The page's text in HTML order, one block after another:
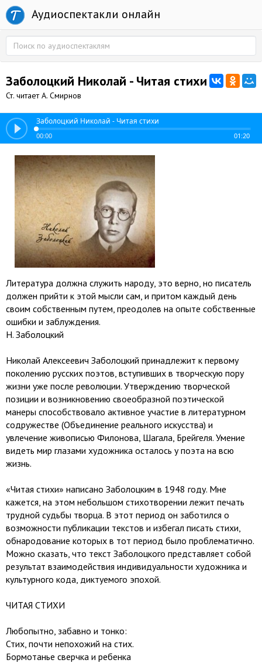
Аудиоспектакли онлайн
Заболоцкий Николай - Читая стихи
Ст. читает А. Смирнов
Заболоцкий Николай - Читая стихи
00:00 01:20
Литература должна служить народу, это верно, но писатель
должен прийти к этой мысли сам, и притом каждый день
своим собственным путем, преодолев на опыте собственные
ошибки и заблуждения.
Н. Заболоцкий
Николай Алексеевич Заболоцкий принадлежит к первому
поколению русских поэтов, вступивших в творческую пору
жизни уже после революции. Утверждению творческой
позиции и возникновению своеобразной поэтической
манеры способствовало активное участие в литературном
содружестве (Объединение реального искусства) и
увлечение живописью Филонова, Шагала, Брейгеля. Умение
видеть мир глазами художника осталось у поэта на всю
жизнь.
«Читая стихи» написано Заболоцким в 1948 году. Мне
кажется, на этом небольшом стихотворении лежит печать
трудной судьбы творца. В этот период он заботился о
возможности публикации текстов и избегал писать стихи,
обнародование которых в тот период было проблематично.
Можно сказать, что текст Заболоцкого представляет собой
результат взаимодействия индивидуальности художника и
культурного кода, диктуемого эпохой.
ЧИТАЯ СТИХИ
Любопытно, забавно и тонко:
Стих, почти непохожий на стих.
Бормотанье сверчка и ребенка